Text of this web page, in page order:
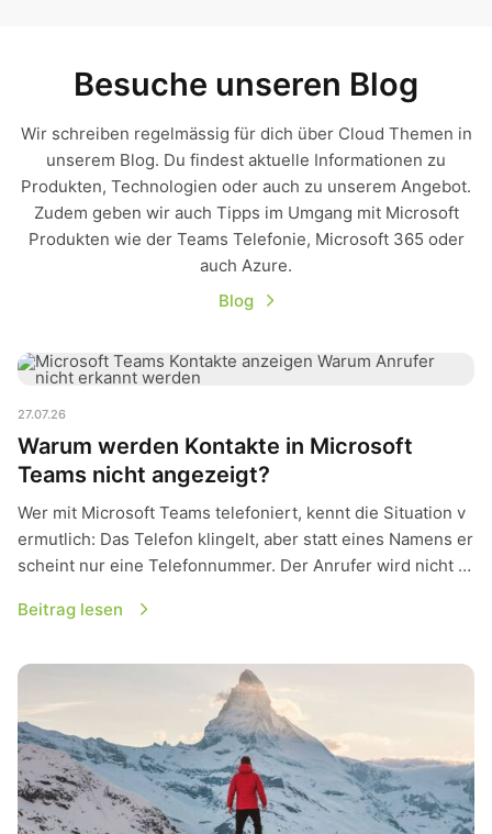
Besuche unseren Blog
Wir schreiben regelmässig für dich über Cloud Themen in
unserem Blog. Du findest aktuelle Informationen zu
Produkten, Technologien oder auch zu unserem Angebot.
Zudem geben wir auch Tipps im Umgang mit Microsoft
Produkten wie der Teams Telefonie, Microsoft 365 oder
auch Azure.
Blog
27.07.26
Warum werden Kontakte in Microsoft
Teams nicht angezeigt?
Wer mit Microsoft Teams telefoniert, kennt die Situation v
ermutlich: Das Telefon klingelt, aber statt eines Namens er
scheint nur eine Telefonnummer. Der Anrufer wird nicht …
Beitrag lesen
Warum werden Kontakte in Microsoft Teams nicht angezeigt?
IT-Infrastruktur für KMU: Warum eine stabile Basis wichtiger